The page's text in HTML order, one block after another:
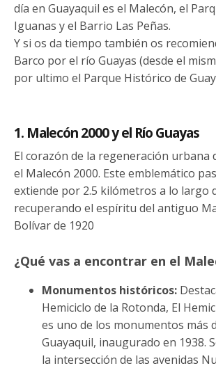
día en Guayaquil es el Malecón, el
Iguanas y el Barrio Las Peñas.
Y si os da tiempo también os
Barco por el río Guayas (desde el
por ultimo el Parque Histórico de
1. Malecón 2000 y el Río Guayas
El corazón de la regeneración urbana
el Malecón 2000. Este emblemático
extiende por 2.5 kilómetros a lo largo
recuperando el espíritu del antiguo
Bolívar de 1920
¿Qué vas a encontrar en el
Monumentos históricos:
Hemiciclo de la Rotonda, El
es uno de los monumentos más
Guayaquil, inaugurado en 1938.
la intersección de las avenidas